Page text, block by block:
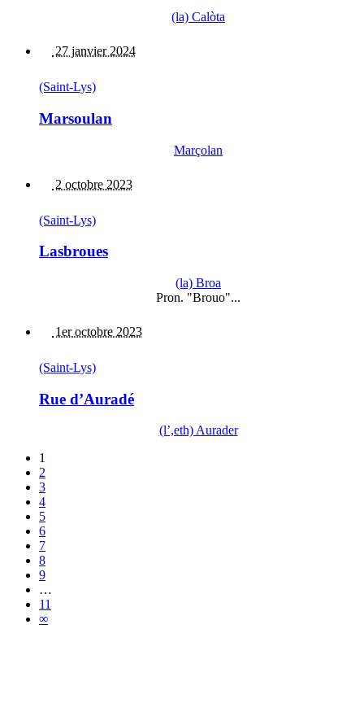
(la) Calòta
27 janvier 2024
(Saint-Lys)
Marsoulan
Marçolan
2 octobre 2023
(Saint-Lys)
Lasbroues
(la) Broa
Pron. "Brouo"...
1er octobre 2023
(Saint-Lys)
Rue d’Auradé
(l’,eth) Aurader
1
2
3
4
5
6
7
8
9
…
11
∞